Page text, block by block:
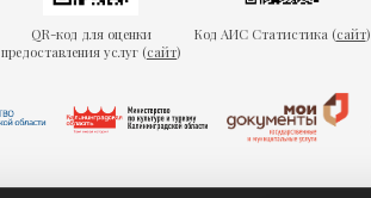
QR-код для оценки
предоставления услуг (сайт)
Код АИС Статистика (сайт)